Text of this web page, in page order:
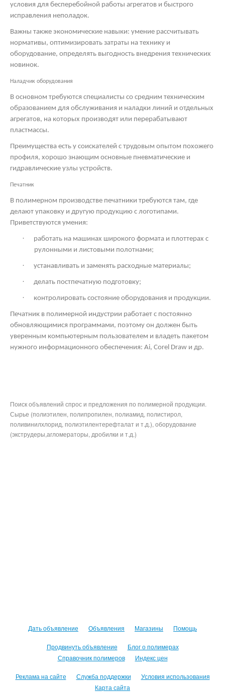
условия для бесперебойной работы агрегатов и быстрого
исправления неполадок.
Важны также экономические навыки: умение рассчитывать
нормативы, оптимизировать затраты на технику и
оборудование, определять выгодность внедрения технических
новинок.
Наладчик оборудования
В основном требуются специалисты со средним техническим
образованием для обслуживания и наладки линий и отдельных
агрегатов, на которых производят или перерабатывают
пластмассы.
Преимущества есть у соискателей с трудовым опытом похожего
профиля, хорошо знающим основные пневматические и
гидравлические узлы устройств.
Печатник
В полимерном производстве печатники требуются там, где
делают упаковку и другую продукцию с логотипами.
Приветствуются умения:
·
работать на машинах широкого формата и плоттерах с
рулонными и листовыми полотнами;
· устанавливать и заменять расходные материалы;
· делать постпечатную подготовку;
· контролировать состояние оборудования и продукции.
Печатник в полимерной индустрии работает с постоянно
обновляющимися программами, поэтому он должен быть
уверенным компьютерным пользователем и владеть пакетом
нужного информационного обеспечения: Ai, Corel Draw и др.
Поиск объявлений спрос и предложения по полимерной продукции.
Сырье (полиэтилен, полипропилен, полиамид, полистирол,
поливинилхлорид, полиэтилентерефталат и т.д.), оборудование
(экструдеры,агломераторы, дробилки и т.д.)
Дать объявление Объявления Магазины Помощь
Продвинуть объявление
Блог о полимерах
Справочник полимеров
Индекс цен
Реклама на сайте Служба поддержки
Условия использования
Карта сайта